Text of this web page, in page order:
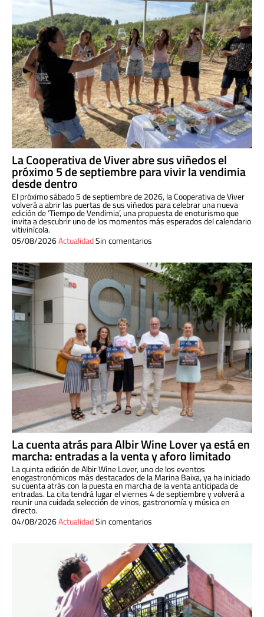
La Cooperativa de Viver abre sus viñedos el
próximo 5 de septiembre para vivir la vendimia
desde dentro
El próximo sábado 5 de septiembre de 2026, la Cooperativa de Viver
volverá a abrir las puertas de sus viñedos para celebrar una nueva
edición de ‘Tiempo de Vendimia’, una propuesta de enoturismo que
invita a descubrir uno de los momentos más esperados del calendario
vitivinícola.
05/08/2026ActualidadSin comentarios
La cuenta atrás para Albir Wine Lover ya está en
marcha: entradas a la venta y aforo limitado
La quinta edición de Albir Wine Lover, uno de los eventos
enogastronómicos más destacados de la Marina Baixa, ya ha iniciado
su cuenta atrás con la puesta en marcha de la venta anticipada de
entradas. La cita tendrá lugar el viernes 4 de septiembre y volverá a
reunir una cuidada selección de vinos, gastronomía y música en
directo.
04/08/2026ActualidadSin comentarios